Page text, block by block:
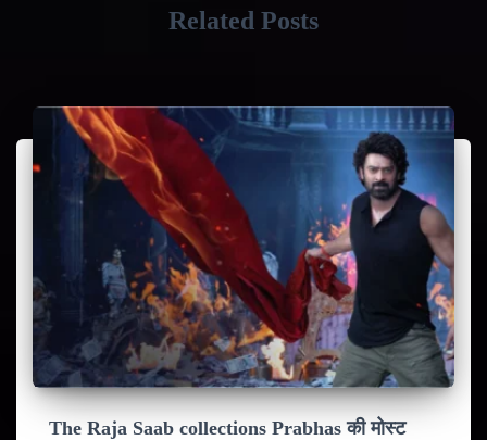
Related Posts
The Raja Saab collections Prabhas की मोस्ट